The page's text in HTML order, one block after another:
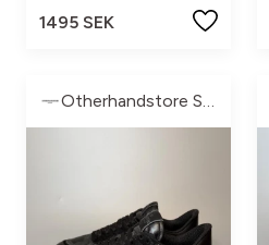
1495 SEK
Otherhandstore Sweden